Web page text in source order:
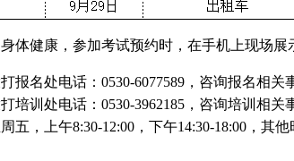
体健康，参加考试预约时，在手机上现场展
报名处电话：0530-6077589，咨询报名相关
培训处电话：0530-3962185，咨询培训相关
五，上午8:30-12:00，下午14:30-18:00，